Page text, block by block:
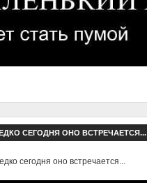
СЕГОДНЯ ОНО ВСТРЕЧАЕТСЯ...
сегодня оно встречается...